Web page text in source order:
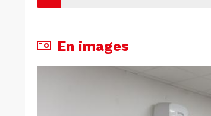
En images